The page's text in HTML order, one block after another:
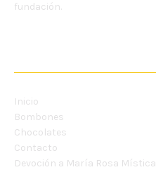
fundación.
Inicio
Bombones
Chocolates
Contacto
Devoción a María Rosa Mística